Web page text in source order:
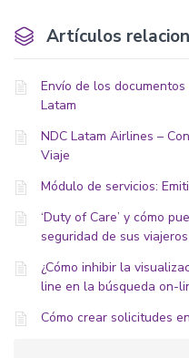
Artículos
Envío de los
Latam
NDC Latam Airlines –
Viaje
Módulo de servicios:
‘Duty of Care’ y cómo
seguridad de sus viajeros
¿Cómo inhibir la
line en la búsqueda on-
Cómo crear solicitudes